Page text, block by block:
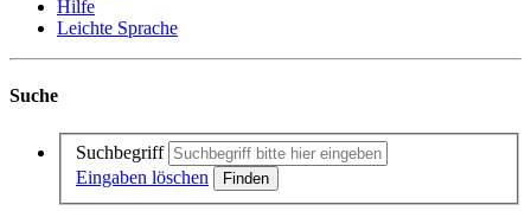
Hilfe
Leichte Sprache
Suche
Suchbegriff
Eingaben löschen